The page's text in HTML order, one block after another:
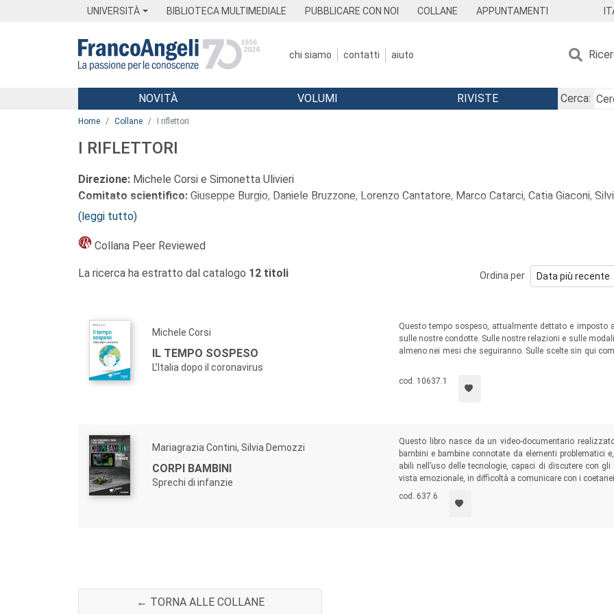
UNIVERSITÀ BIBLIOTECA MULTIMEDIALE PUBBLICARE CON NOI COLLANE APPUNTAMENTI
chi siamo contatti aiuto
Menu
NOVITÀ VOLUMI RIVISTE
Cerca:
Home Collane I riflettori
I RIFLETTORI
Direzione: Michele Corsi e Simonetta Ulivieri
Comitato scientifico: Giuseppe Burgio, Daniele Bruzzone, Lorenzo Cantatore, Marco Catarci, Catia Giaconi,
Francesca Marone, Massimiliano Stramaglia, Tamara Zappaterra, Davide Zoletto.
La collana si propone di “far luce”, proprio come un riflettore, su alcuni fenomeni sociali contemporanei,
sociali – o a chi si trovi in un determinato periodo della sua vita a svolgere il ruolo di educatore – genitori,
Ogni singolo volume affronta un’emergenza attuale, fornendo al lettore la possibilità di costruirsi un personale
Ogni volume è sottoposto a referaggio a “doppio cieco”. Il Comitato scientifico può svolgere anche le funzioni
(leggi tutto)
Collana Peer Reviewed
La ricerca ha estratto dal catalogo 12 titoli Ordina per
Michele Corsi
IL TEMPO SOSPESO
L’Italia dopo il coronavirus
Questo tempo sospeso, attualmente dettato e imposto
sulle nostre condotte. Sulle nostre relazioni e sulle
almeno nei mesi che seguiranno. Sulle scelte sin qui
Ponendo alla pedagogia e alla didattica una serie di
sottrarsi. Se non si vuole essere al di fuori della storia.
cod. 10637.1
Mariagrazia Contini, Silvia Demozzi
CORPI BAMBINI
Sprechi di infanzie
Questo libro nasce da un video-documentario
bambini e bambine connotate da elementi problematici
abili nell’uso delle tecnologie, capaci di discutere con
vista emozionale, in difficoltà a comunicare con i
cod. 637.6
← TORNA ALLE COLLANE